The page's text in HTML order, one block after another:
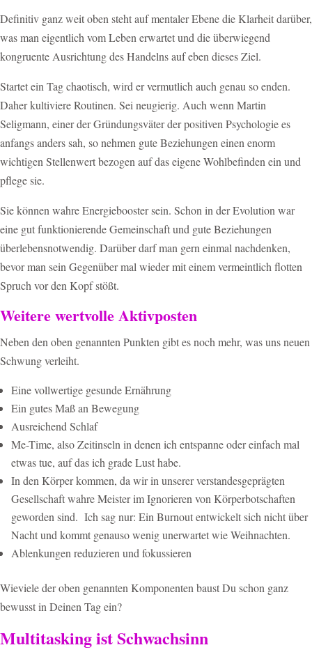
Definitiv ganz weit oben steht auf mentaler Ebene die Klarheit darüber,
was man eigentlich vom Leben erwartet und die überwiegend
kongruente Ausrichtung des Handelns auf eben dieses Ziel.
Startet ein Tag chaotisch, wird er vermutlich auch genau so enden.
Daher kultiviere Routinen. Sei neugierig. Auch wenn Martin
Seligmann, einer der Gründungsväter der positiven Psychologie es
anfangs anders sah, so nehmen gute Beziehungen einen enorm
wichtigen Stellenwert bezogen auf das eigene Wohlbefinden ein und
pflege sie.
Sie können wahre Energiebooster sein. Schon in der Evolution war
eine gut funktionierende Gemeinschaft und gute Beziehungen
überlebensnotwendig. Darüber darf man gern einmal nachdenken,
bevor man sein Gegenüber mal wieder mit einem vermeintlich flotten
Spruch vor den Kopf stößt.
Weitere wertvolle Aktivposten
Neben den oben genannten Punkten gibt es noch mehr, was uns neuen
Schwung verleiht.
Eine vollwertige gesunde Ernährung
Ein gutes Maß an Bewegung
Ausreichend Schlaf
Me-Time, also Zeitinseln in denen ich entspanne oder einfach mal
etwas tue, auf das ich grade Lust habe.
In den Körper kommen, da wir in unserer verstandesgeprägten
Gesellschaft wahre Meister im Ignorieren von Körperbotschaften
geworden sind. Ich sag nur: Ein Burnout entwickelt sich nicht über
Nacht und kommt genauso wenig unerwartet wie Weihnachten.
Ablenkungen reduzieren und fokussieren
Wieviele der oben genannten Komponenten baust Du schon ganz
bewusst in Deinen Tag ein?
Multitasking ist Schwachsinn